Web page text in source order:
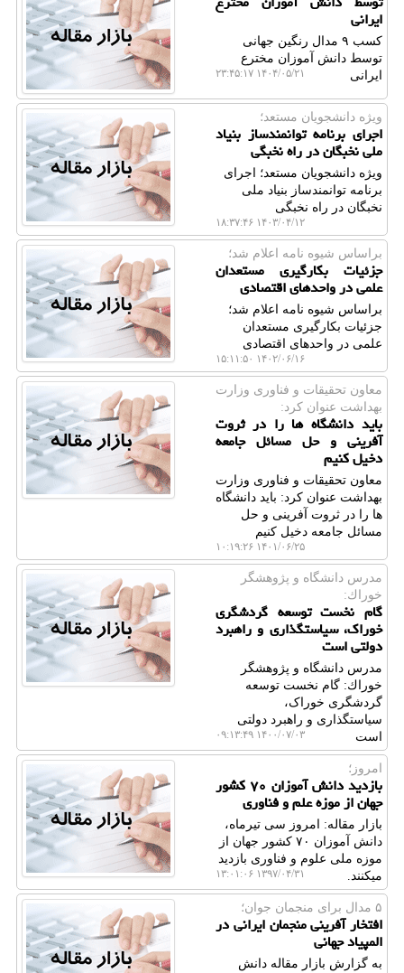
ایرانی
کسب ۹ مدال رنگین جهانی
توسط دانش آموزان مخترع
ایرانی
۱۴۰۴/۰۵/۲۱ ۲۳:۴۵:۱۷
ویژه دانشجویان مستعد؛
اجرای برنامه توانمندساز بنیاد
ملی نخبگان در راه نخبگی
ویژه دانشجویان مستعد؛ اجرای
برنامه توانمندساز بنیاد ملی
نخبگان در راه نخبگی
۱۴۰۳/۰۴/۱۲ ۱۸:۳۷:۴۶
براساس شیوه نامه اعلام شد؛
جزئیات بکارگیری مستعدان
علمی در واحدهای اقتصادی
براساس شیوه نامه اعلام شد؛
جزئیات بکارگیری مستعدان
علمی در واحدهای اقتصادی
۱۴۰۲/۰۶/۱۶ ۱۵:۱۱:۵۰
معاون تحقیقات و فناوری وزارت
بهداشت عنوان كرد:
باید دانشگاه ها را در ثروت
آفرینی و حل مسائل جامعه
دخیل کنیم
معاون تحقیقات و فناوری وزارت
بهداشت عنوان كرد: باید دانشگاه
ها را در ثروت آفرینی و حل
مسائل جامعه دخیل کنیم
۱۴۰۱/۰۶/۲۵ ۱۰:۱۹:۲۶
مدرس دانشگاه و پژوهشگر
خوراك:
گام نخست توسعه گردشگری
خوراک، سیاستگذاری و راهبرد
دولتی است
مدرس دانشگاه و پژوهشگر
خوراك: گام نخست توسعه
گردشگری خوراک،
سیاستگذاری و راهبرد دولتی
است
۱۴۰۰/۰۷/۰۳ ۰۹:۱۳:۴۹
امروز؛
بازدید دانش آموزان ۷۰ كشور
جهان از موزه علم و فناوری
بازار مقاله: امروز سی تیرماه،
دانش آموزان ۷۰ كشور جهان از
موزه ملی علوم و فناوری بازدید
می‎كنند.
۱۳۹۷/۰۴/۳۱ ۱۳:۰۱:۰۶
۵ مدال برای منجمان جوان؛
افتخار آفرینی منجمان ایرانی در
المپیاد جهانی
به گزارش بازار مقاله دانش